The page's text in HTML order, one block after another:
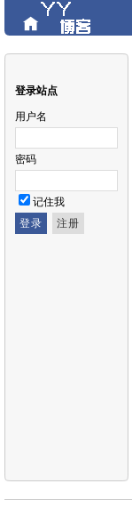
登录站点
用户名
密码
记住我